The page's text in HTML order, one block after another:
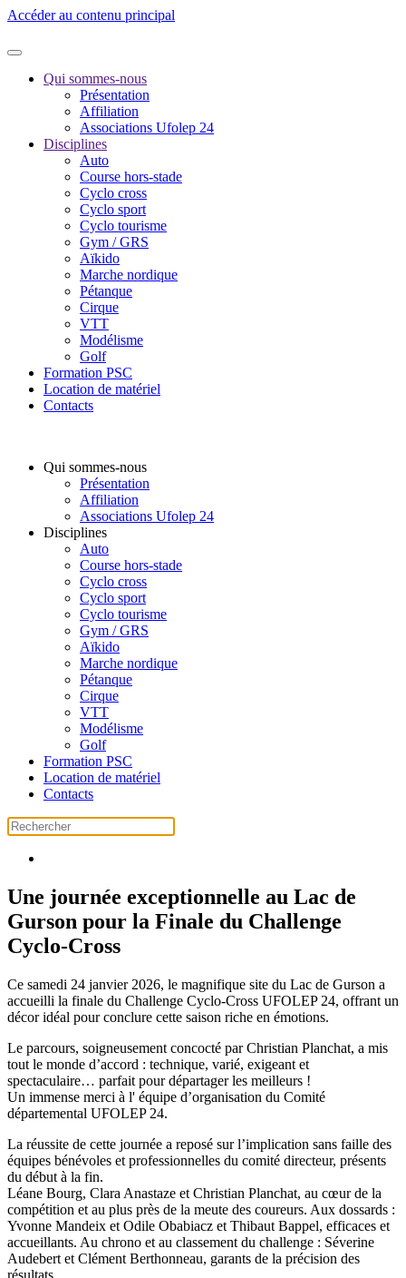
Accéder au contenu principal
Qui sommes-nous
Présentation
Affiliation
Associations Ufolep 24
Disciplines
Auto
Course hors-stade
Cyclo cross
Cyclo sport
Cyclo tourisme
Gym / GRS
Aïkido
Marche nordique
Pétanque
Cirque
VTT
Modélisme
Golf
Formation PSC
Location de matériel
Contacts
Qui sommes-nous
Présentation
Affiliation
Associations Ufolep 24
Disciplines
Auto
Course hors-stade
Cyclo cross
Cyclo sport
Cyclo tourisme
Gym / GRS
Aïkido
Marche nordique
Pétanque
Cirque
VTT
Modélisme
Golf
Formation PSC
Location de matériel
Contacts
Une journée exceptionnelle au Lac de
Gurson pour la Finale du Challenge
Cyclo‑Cross
Ce samedi 24 janvier 2026, le magnifique site du Lac de Gurson a
accueilli la finale du Challenge Cyclo‑Cross UFOLEP 24, offrant un
décor idéal pour conclure cette saison riche en émotions.
Le parcours, soigneusement concocté par Christian Planchat, a mis
tout le monde d’accord : technique, varié, exigeant et
spectaculaire… parfait pour départager les meilleurs !
Un immense merci à l' équipe d’organisation du Comité
départemental UFOLEP 24.
La réussite de cette journée a reposé sur l’implication sans faille des
équipes bénévoles et professionnelles du comité directeur, présents
du début à la fin.
Léane Bourg, Clara Anastaze et Christian Planchat, au cœur de la
compétition et au plus près de la meute des coureurs. Aux dossards :
Yvonne Mandeix et Odile Obabiacz et Thibaut Bappel, efficaces et
accueillants. Au chrono et au classement du challenge : Séverine
Audebert et Clément Berthonneau, garants de la précision des
résultats.